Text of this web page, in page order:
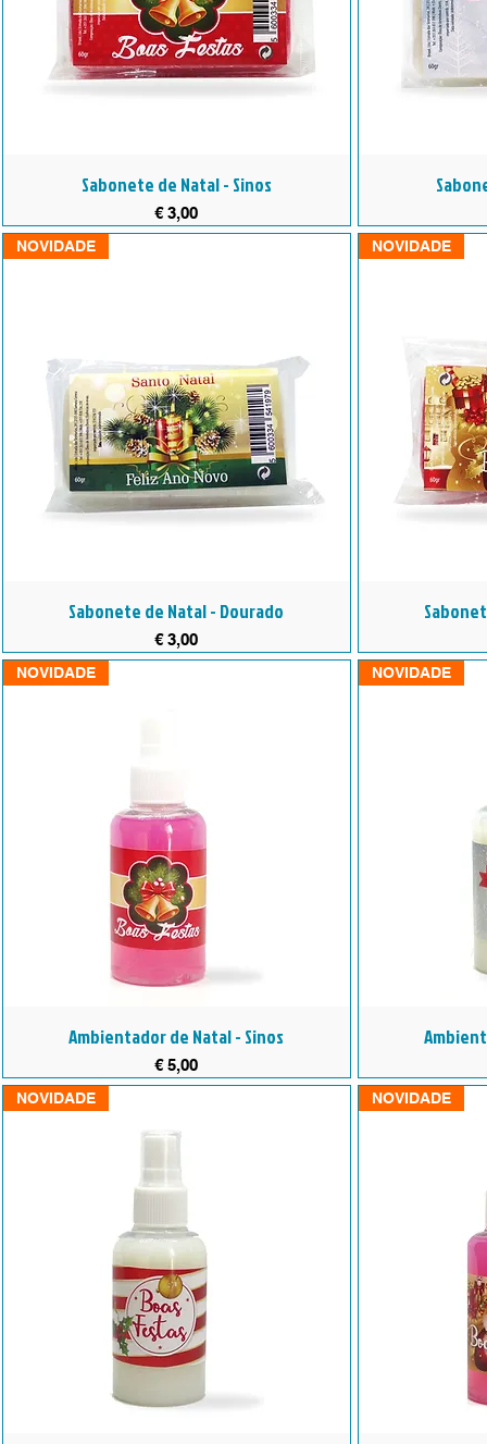
Sabonete de Natal - Sinos
Preço
€ 3,00
NOVIDADE
Sabonete de Natal - Dourado
Preço
€ 3,00
NOVIDADE
NOVIDADE
Ambientador de Natal - Sinos
Preço
€ 5,00
NOVIDADE
NOVIDADE NOVIDADE